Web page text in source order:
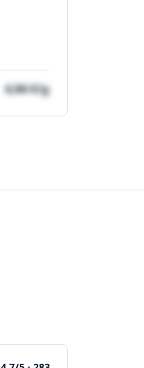
4,84 €/g